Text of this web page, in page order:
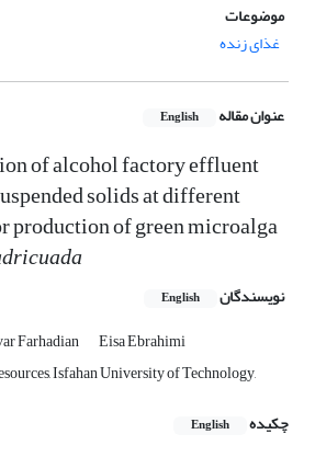
موضوعات
غذای زنده
عنوان مقاله English
of alcohol factory effluent
solids at different
production of green microalga
نویسندگان English
Farhadian
Eisa Ebrahimi
Isfahan University of Technology,
چکیده
English